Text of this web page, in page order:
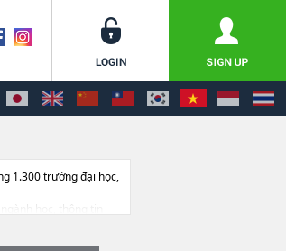
1.300 trường đại học,
học, thông tin